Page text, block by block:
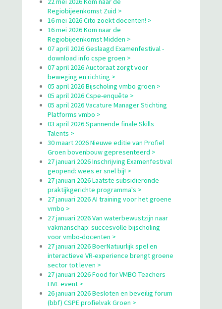
Regiobijeenkomst Zuid >
16 mei 2026 Cito zoekt docenten! >
16 mei 2026 Kom naar de
Regiobijeenkomst Midden >
07 april 2026 Geslaagd Examenfestival -
download info cspe groen >
07 april 2026 Auctoraat zorgt voor
beweging en richting >
05 april 2026 Bijscholing vmbo groen >
05 april 2026 Cspe-enquête >
05 april 2026 Vacature Manager Stichting
Platforms vmbo >
03 april 2026 Spannende finale Skills
Talents >
30 maart 2026 Nieuwe editie van Profiel
Groen bovenbouw gepresenteerd >
27 januari 2026 Inschrijving Examenfestival
geopend: wees er snel bij! >
27 januari 2026 Laatste subsidieronde
praktijkgerichte programma's >
27 januari 2026 AI training voor het groene
vmbo >
27 januari 2026 Van waterbewustzijn naar
vakmanschap: succesvolle bijscholing
voor vmbo-docenten >
27 januari 2026 BoerNatuurlijk spel en
interactieve VR-experience brengt groene
sector tot leven >
27 januari 2026 Food for VMBO Teachers
LIVE event >
26 januari 2026 Besloten en beveilig forum
(bbf) CSPE profielvak Groen >